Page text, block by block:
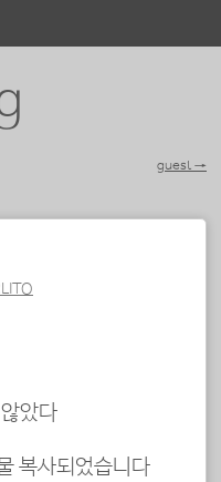
guest →
았다
복사되었습니다